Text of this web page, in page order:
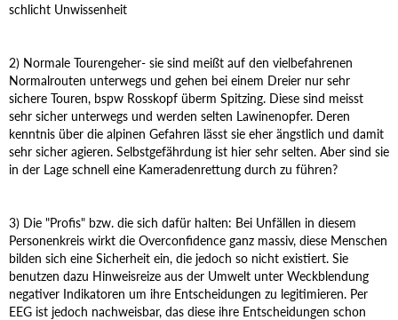
schlicht Unwissenheit
2) Normale Tourengeher- sie sind meißt auf den vielbefahrenen
Normalrouten unterwegs und gehen bei einem Dreier nur sehr
sichere Touren, bspw Rosskopf überm Spitzing. Diese sind meisst
sehr sicher unterwegs und werden selten Lawinenopfer. Deren
kenntnis über die alpinen Gefahren lässt sie eher ängstlich und damit
sehr sicher agieren. Selbstgefährdung ist hier sehr selten. Aber sind sie
in der Lage schnell eine Kameradenrettung durch zu führen?
3) Die "Profis" bzw. die sich dafür halten: Bei Unfällen in diesem
Personenkreis wirkt die Overconfidence ganz massiv, diese Menschen
bilden sich eine Sicherheit ein, die jedoch so nicht existiert. Sie
benutzen dazu Hinweisreize aus der Umwelt unter Weckblendung
negativer Indikatoren um ihre Entscheidungen zu legitimieren. Per
EEG ist jedoch nachweisbar, das diese ihre Entscheidungen schon